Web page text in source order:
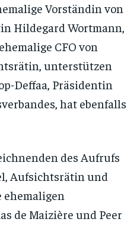
Vorständin von
Hildegard Wortmann,
CFO von
unterstützen
Deffaa, Präsidentin
hat ebenfalls
des Aufrufs
Aufsichtsrätin und
ehemaligen
de Maizière und Peer